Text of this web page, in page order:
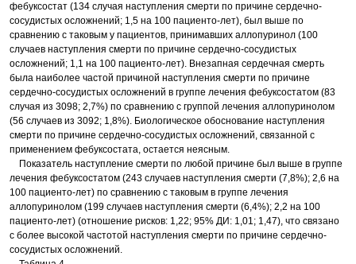
фебуксостат (134 случая наступления смерти по причине сердечно-
сосудистых осложнений; 1,5 на 100 пациенто-лет), был выше по
сравнению с таковым у пациентов, принимавших аллопуринол (100
случаев наступления смерти по причине сердечно-сосудистых
осложнений; 1,1 на 100 пациенто-лет). Внезапная сердечная смерть
была наиболее частой причиной наступления смерти по причине
сердечно-сосудистых осложнений в группе лечения фебуксостатом (83
случая из 3098; 2,7%) по сравнению с группой лечения аллопуринолом
(56 случаев из 3092; 1,8%). Биологическое обоснование наступления
смерти по причине сердечно-сосудистых осложнений, связанной с
применением фебуксостата, остается неясным.
Показатель наступление смерти по любой причине был выше в группе
лечения фебуксостатом (243 случаев наступления смерти (7,8%); 2,6 на
100 пациенто-лет) по сравнению с таковым в группе лечения
аллопуринолом (199 случаев наступления смерти (6,4%); 2,2 на 100
пациенто-лет) (отношение рисков: 1,22; 95% ДИ: 1,01; 1,47), что связано
с более высокой частотой наступления смерти по причине сердечно-
сосудистых осложнений.